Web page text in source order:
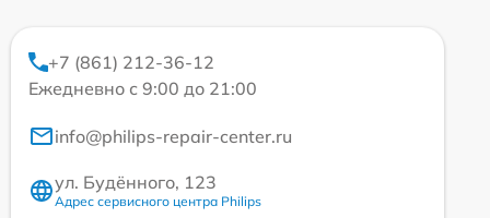
+7 (861) 212-36-12
Ежедневно с 9:00 до 21:00
info@philips-repair-center.ru
ул. Будённого, 123
Адрес сервисного центра Philips